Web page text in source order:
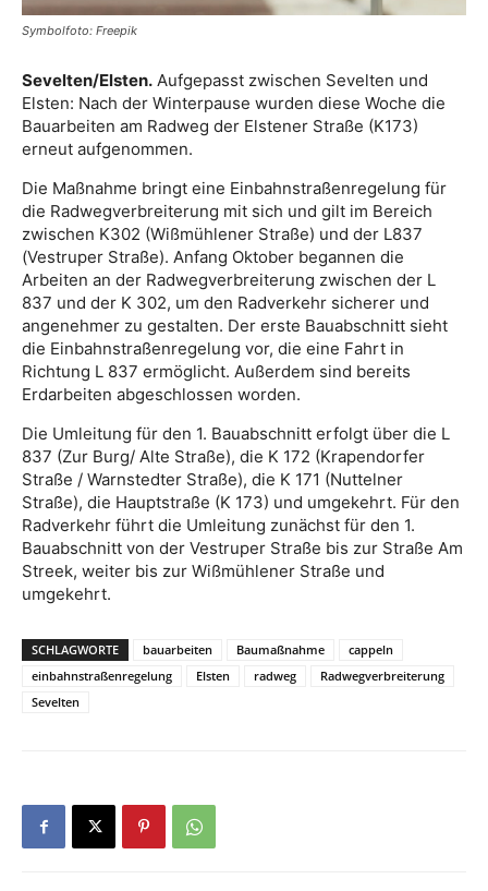
Symbolfoto: Freepik
Sevelten/Elsten. Aufgepasst zwischen Sevelten und
Elsten: Nach der Winterpause wurden diese Woche die
Bauarbeiten am Radweg der Elstener Straße (K173)
erneut aufgenommen.
Die Maßnahme bringt eine Einbahnstraßenregelung für
die Radwegverbreiterung mit sich und gilt im Bereich
zwischen K302 (Wißmühlener Straße) und der L837
(Vestruper Straße). Anfang Oktober begannen die
Arbeiten an der Radwegverbreiterung zwischen der L
837 und der K 302, um den Radverkehr sicherer und
angenehmer zu gestalten. Der erste Bauabschnitt sieht
die Einbahnstraßenregelung vor, die eine Fahrt in
Richtung L 837 ermöglicht. Außerdem sind bereits
Erdarbeiten abgeschlossen worden.
Die Umleitung für den 1. Bauabschnitt erfolgt über die L
837 (Zur Burg/ Alte Straße), die K 172 (Krapendorfer
Straße / Warnstedter Straße), die K 171 (Nuttelner
Straße), die Hauptstraße (K 173) und umgekehrt. Für den
Radverkehr führt die Umleitung zunächst für den 1.
Bauabschnitt von der Vestruper Straße bis zur Straße Am
Streek, weiter bis zur Wißmühlener Straße und
umgekehrt.
SCHLAGWORTE bauarbeiten Baumaßnahme
cappeln
einbahnstraßenregelung
Elsten radweg
Radwegverbreiterung
Sevelten